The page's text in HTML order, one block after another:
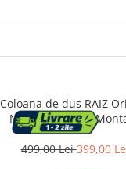
Coloana de dus RAIZ
NOVA, 4 functii,
rapida, Jet reglabil,
ridicata, Para de dus,
499,00 Lei399,00